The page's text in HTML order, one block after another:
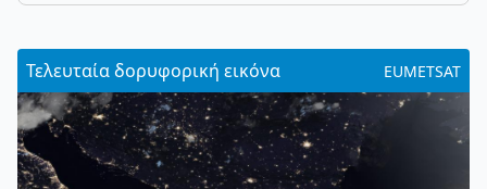
Τελευταία δορυφορική εικόνα EUMETSAT